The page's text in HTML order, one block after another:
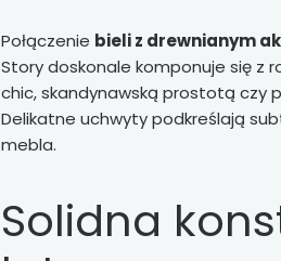
Połączenie bieli z drewnianym
Story doskonale komponuje się z
chic, skandynawską prostotą czy
Delikatne uchwyty podkreślają
mebla.
Solidna